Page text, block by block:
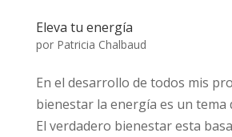
Eleva tu energía
por Patricia Chalbaud
En el desarrollo de todos mis
bienestar la energía es un tema
El verdadero bienestar esta